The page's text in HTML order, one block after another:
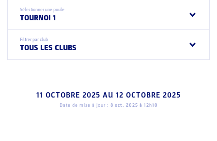
Sélectionner une poule
TOURNOI 1
Filtrer par club
TOUS LES CLUBS
11 OCTOBRE 2025 AU 12 OCTOBRE 2025
Date de mise à jour : 8 oct. 2025 à 12h10